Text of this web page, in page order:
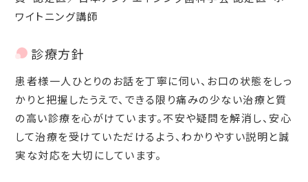
ワイトニング講師
診療方針
患者様一人ひとりのお話を丁寧に伺い、お口の状態をしっ
かりと把握したうえで、できる限り痛みの少ない治療と質
の高い診療を心がけています。不安や疑問を解消し、安心
して治療を受けていただけるよう、わかりやすい説明と誠
実な対応を大切にしています。